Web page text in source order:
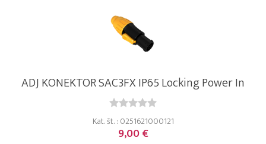
ADJ KONEKTOR SAC3FX IP65 Locking Power In
Kat. št. : 0251621000121
9,00 €